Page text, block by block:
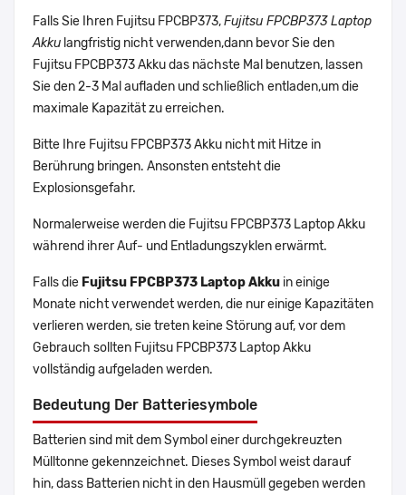
Falls Sie Ihren Fujitsu FPCBP373,Fujitsu FPCBP373 Laptop
Akku langfristig nicht verwenden,dann bevor Sie den
Fujitsu FPCBP373 Akku das nächste Mal benutzen, lassen
Sie den 2-3 Mal aufladen und schließlich entladen,um die
maximale Kapazität zu erreichen.
Bitte Ihre Fujitsu FPCBP373 Akku nicht mit Hitze in
Berührung bringen. Ansonsten entsteht die
Explosionsgefahr.
Normalerweise werden die Fujitsu FPCBP373 Laptop Akku
während ihrer Auf- und Entladungszyklen erwärmt.
Falls die Fujitsu FPCBP373 Laptop Akku in einige
Monate nicht verwendet werden, die nur einige Kapazitäten
verlieren werden, sie treten keine Störung auf, vor dem
Gebrauch sollten Fujitsu FPCBP373 Laptop Akku
vollständig aufgeladen werden.
Bedeutung Der Batteriesymbole
Batterien sind mit dem Symbol einer durchgekreuzten
Mülltonne gekennzeichnet. Dieses Symbol weist darauf
hin, dass Batterien nicht in den Hausmüll gegeben werden